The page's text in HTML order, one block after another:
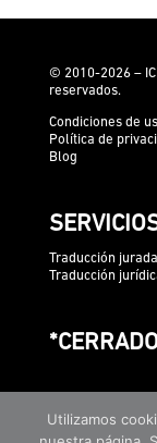
© 2010-2026 –
reservados.
Condiciones de
Política de
Blog
Traducción
Traducción
Utilizamos